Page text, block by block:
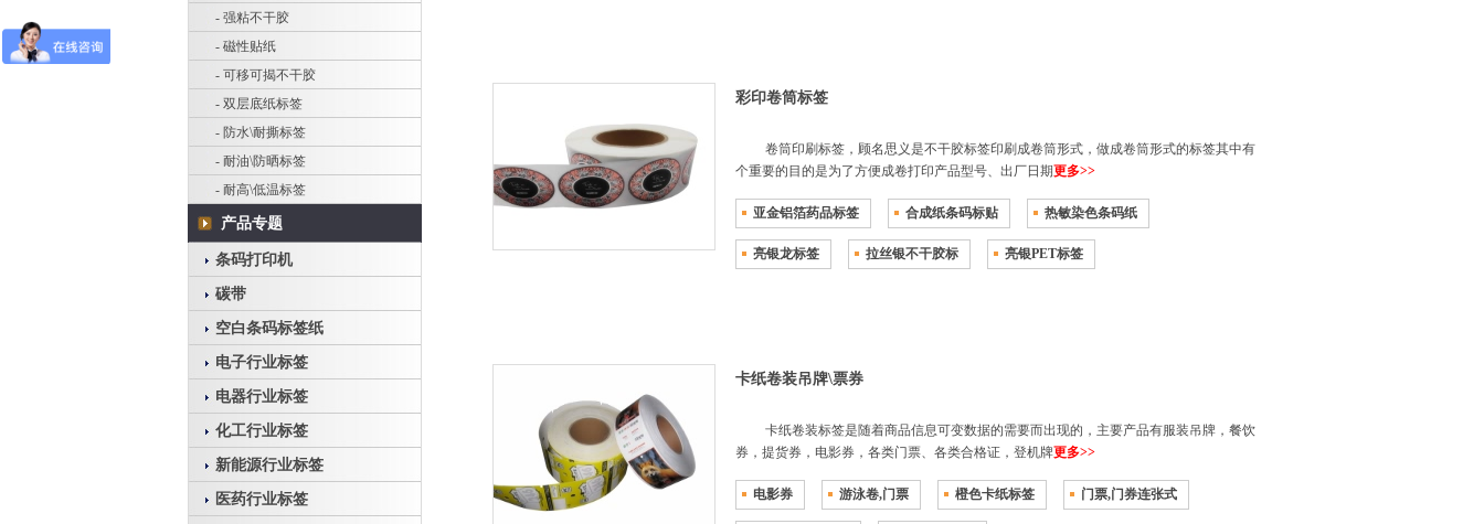
- 强粘不干胶
- 磁性贴纸
- 可移可揭不干胶
- 双层底纸标签
- 防水\耐撕标签
- 耐油\防晒标签
- 耐高\低温标签
产品专题
条码打印机
碳带
空白条码标签纸
电子行业标签
电器行业标签
化工行业标签
新能源行业标签
医药行业标签
彩印卷筒标签
卷筒印刷标签，顾名思义是不干胶标签印刷成卷筒形式，做成卷筒形式的标签其中有
个重要的目的是为了方便成卷打印产品型号、出厂日期更多>>
亚金铝箔药品标签 合成纸条码标贴 热敏染色条码纸
亮银龙标签 拉丝银不干胶标 亮银PET标签
卡纸卷装吊牌\票券
卡纸卷装标签是随着商品信息可变数据的需要而出现的，主要产品有服装吊牌，餐饮
券，提货券，电影券，各类门票、各类合格证，登机牌更多>>
电影券 游泳卷,门票 橙色卡纸标签 门票,门券连张式